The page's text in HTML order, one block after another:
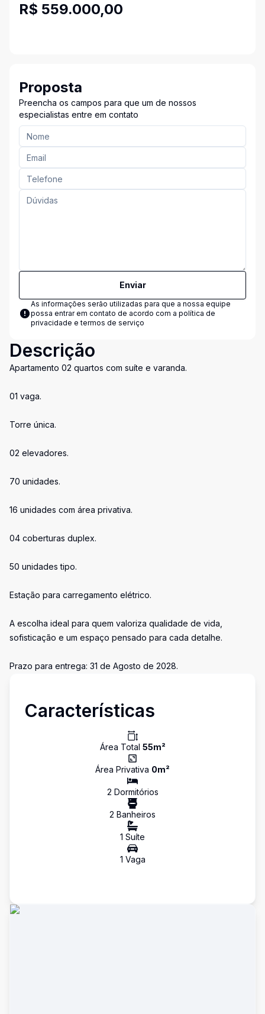
R$ 559.000,00
Proposta
Preencha os campos para que um de nossos
especialistas entre em contato
Enviar
As informações serão utilizadas para que a nossa equipe
possa entrar em contato de acordo com a política de
privacidade e termos de serviço
Descrição
Apartamento 02 quartos com suíte e varanda.
01 vaga.
Torre única.
02 elevadores.
70 unidades.
16 unidades com área privativa.
04 coberturas duplex.
50 unidades tipo.
Estação para carregamento elétrico.
A escolha ideal para quem valoriza qualidade de vida,
sofisticação e um espaço pensado para cada detalhe.
Prazo para entrega: 31 de Agosto de 2028.
Características
Área Total 55m²
Área Privativa 0m²
2 Dormitórios
2 Banheiros
1 Suíte
1 Vaga